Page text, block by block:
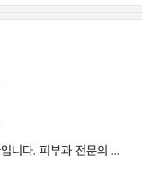
20년 가까이 진행 중인 원인불명의 피부 혈관질환입니다. 피부과 전문의 선생님들의 감별진단